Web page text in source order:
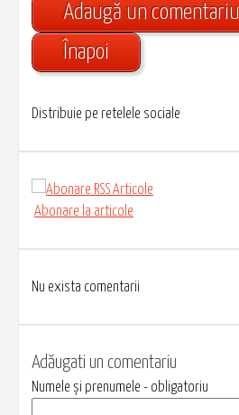
Adaugă un comentariu
Înapoi
Distribuie pe retelele sociale
Abonare la articole
Nu exista comentarii
Adăugati un comentariu
Numele și prenumele - obligatoriu